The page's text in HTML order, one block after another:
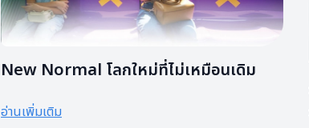
New Normal โลกใหม่ที่ไม่เหมือนเดิม
อ่านเพิ่มเติม